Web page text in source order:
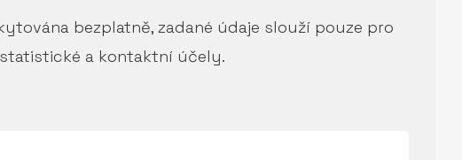
bezplatně, zadané údaje slouží pouze pro
statistické a kontaktní účely.